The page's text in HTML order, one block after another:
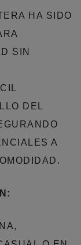
HA SIDO
SIN
DEL
A